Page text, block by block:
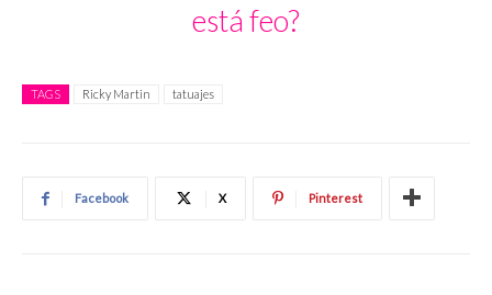
está feo?
TAGS Ricky Martin tatuajes
Facebook X Pinterest